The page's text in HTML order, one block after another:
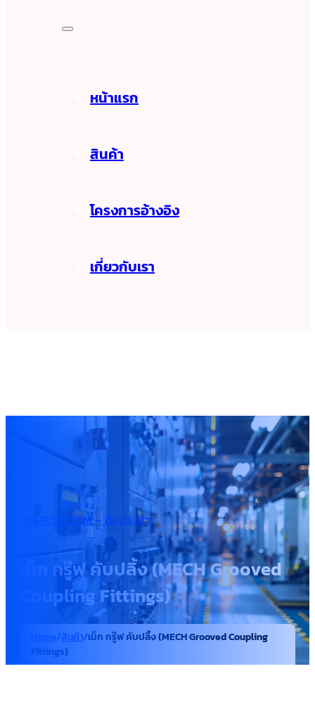
หน้าแรก
สินค้า
โครงการอ้างอิง
เกี่ยวกับเรา
PIPE SYSTEM – ท่อประปา
เม็ก กรู๊ฟ คับปลิ้ง (MECH Grooved
Coupling Fittings)
Home/สินค้า/เม็ก กรู๊ฟ คับปลิ้ง (MECH Grooved Coupling
Fittings)